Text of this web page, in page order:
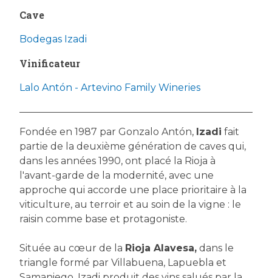
Cave
Bodegas Izadi
Vinificateur
Lalo Antón - Artevino Family Wineries
Fondée en 1987 par Gonzalo Antón, Izadi fait
partie de la deuxième génération de caves qui,
dans les années 1990, ont placé la Rioja à
l'avant-garde de la modernité, avec une
approche qui accorde une place prioritaire à la
viticulture, au terroir et au soin de la vigne : le
raisin comme base et protagoniste.
Située au cœur de la Rioja Alavesa, dans le
triangle formé par Villabuena, Lapuebla et